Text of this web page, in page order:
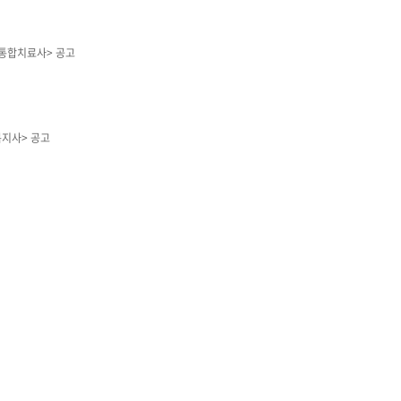
합치료사> 공고
사> 공고